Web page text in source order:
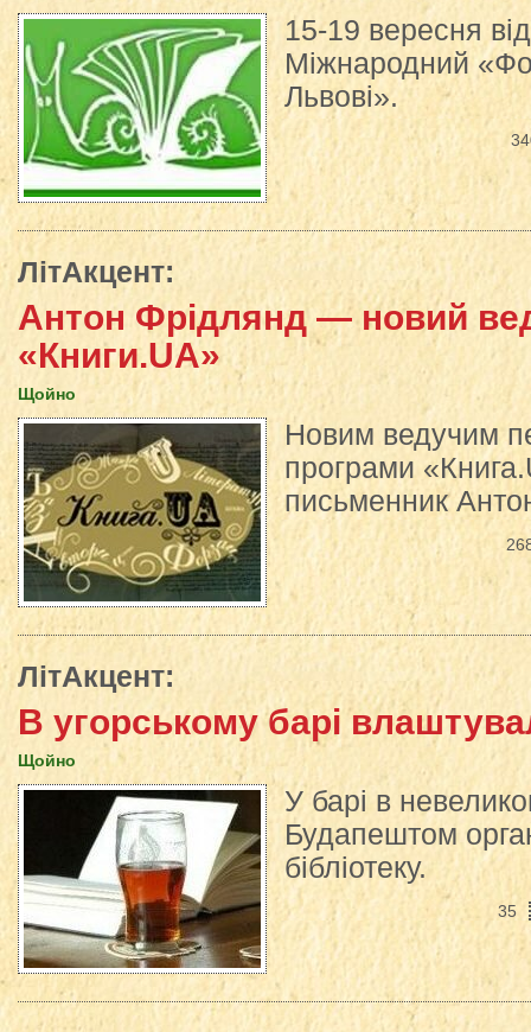
15-19 вересня
Міжнародний
Львові».
ЛітАкцент:
Антон Фрідлянд — новий
«Книги.UA»
Щойно
Новим ведучим
програми
письменник
ЛітАкцент:
В угорському барі
Щойно
У барі в
Будапештом
бібліотеку.
35